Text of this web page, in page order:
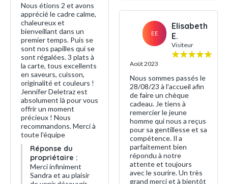
Nous étions 2 et avons
apprécié le cadre calme,
chaleureux et
bienveillant dans un
premier temps. Puis se
sont nos papilles qui se
sont régalées. 3 plats à
la carte, tous excellents
en saveurs, cuisson,
originalité et couleurs !
Jennifer Deletraz est
absolument là pour vous
offrir un moment
précieux ! Nous
recommandons. Merci à
toute l'équipe
Réponse du
propriétaire :
Merci infiniment
Sandra et au plaisir
EE
Elisabeth
E.
Visiteur
Août 2023
Nous sommes passés le
28/08/23 à l'accueil afin
de faire un chèque
cadeau. Je tiens à
remercier le jeune
homme qui nous a reçus
pour sa gentillesse et sa
compétence. Il a
parfaitement bien
répondu à notre
attente et toujours
avec le sourire. Un très
grand merci et à bientôt